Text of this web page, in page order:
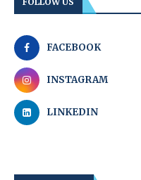
FACEBOOK
INSTAGRAM
LINKEDIN